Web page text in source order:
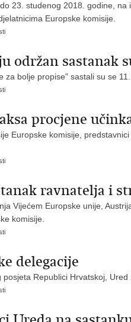
23. studenog 2018. godine,
Europske komisije.
održan sastanak
za bolje propise" sastali su se
procjene
Europske komisije,
ravnatelja i
Vijećem Europske unije,
komisije.
delegacije
posjeta Republici Hrvatskoj,